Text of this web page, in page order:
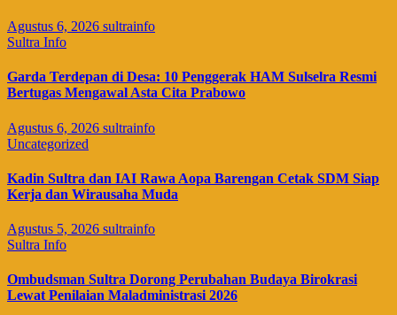
Agustus 6, 2026 sultrainfo
Sultra Info
Garda Terdepan di Desa: 10 Penggerak HAM Sulselra Resmi
Bertugas Mengawal Asta Cita Prabowo
Agustus 6, 2026 sultrainfo
Uncategorized
Kadin Sultra dan IAI Rawa Aopa Barengan Cetak SDM Siap
Kerja dan Wirausaha Muda
Agustus 5, 2026 sultrainfo
Sultra Info
Ombudsman Sultra Dorong Perubahan Budaya Birokrasi
Lewat Penilaian Maladministrasi 2026